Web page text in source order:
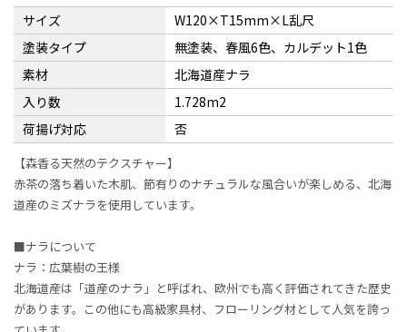
サイズ
W120×T15mm×L乱尺
塗装タイプ
無塗装、春風6色、カルデット1色
素材
北海道産ナラ
入り数
1.728m2
荷揚げ対応
否
【森香る天然のテクスチャー】
赤茶の落ち着いた木肌、節有りのナチュラルな風合いが楽しめる、北海
道産のミズナラを使用しています。
■ナラについて
ナラ：広葉樹の王様
北海道産は「道産のナラ」と呼ばれ、欧州でも高く評価されてきた歴史
があります。この他にも高級家具材、フローリング材として人気を誇っ